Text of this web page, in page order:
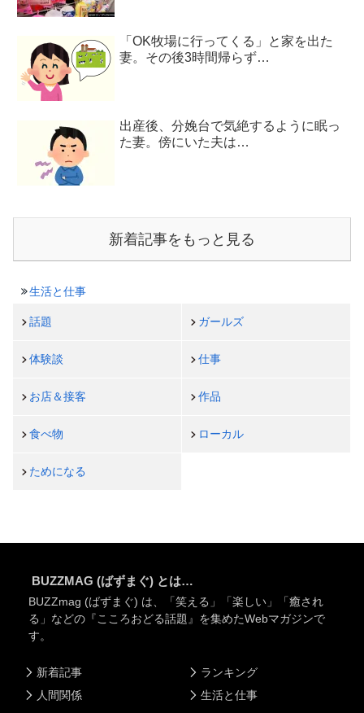
「OK牧場に行ってくる」と家を出た
妻。その後3時間帰らず…
出産後、分娩台で気絶するように眠っ
た妻。傍にいた夫は…
新着記事をもっと見る
生活と仕事
話題 ガールズ
体験談 仕事
お店＆接客 作品
食べ物 ローカル
ためになる
BUZZMAG (ばずまぐ) とは…
BUZZmag (ばずまぐ) は、「笑える」「楽しい」「癒され
る」などの『こころおどる話題』を集めたWebマガジンで
す。
新着記事
人間関係
ランキング
生活と仕事